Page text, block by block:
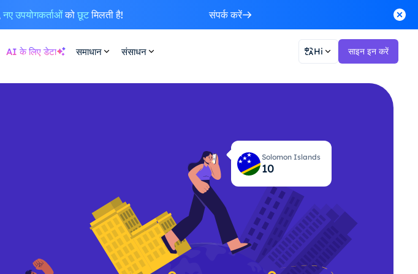
नए उपयोगकर्ताओंको छूटमिलती है! संपर्क करें
AI के लिए डेटा समाधान संसाधन Hi साइन इन करें
Solomon Islands
10